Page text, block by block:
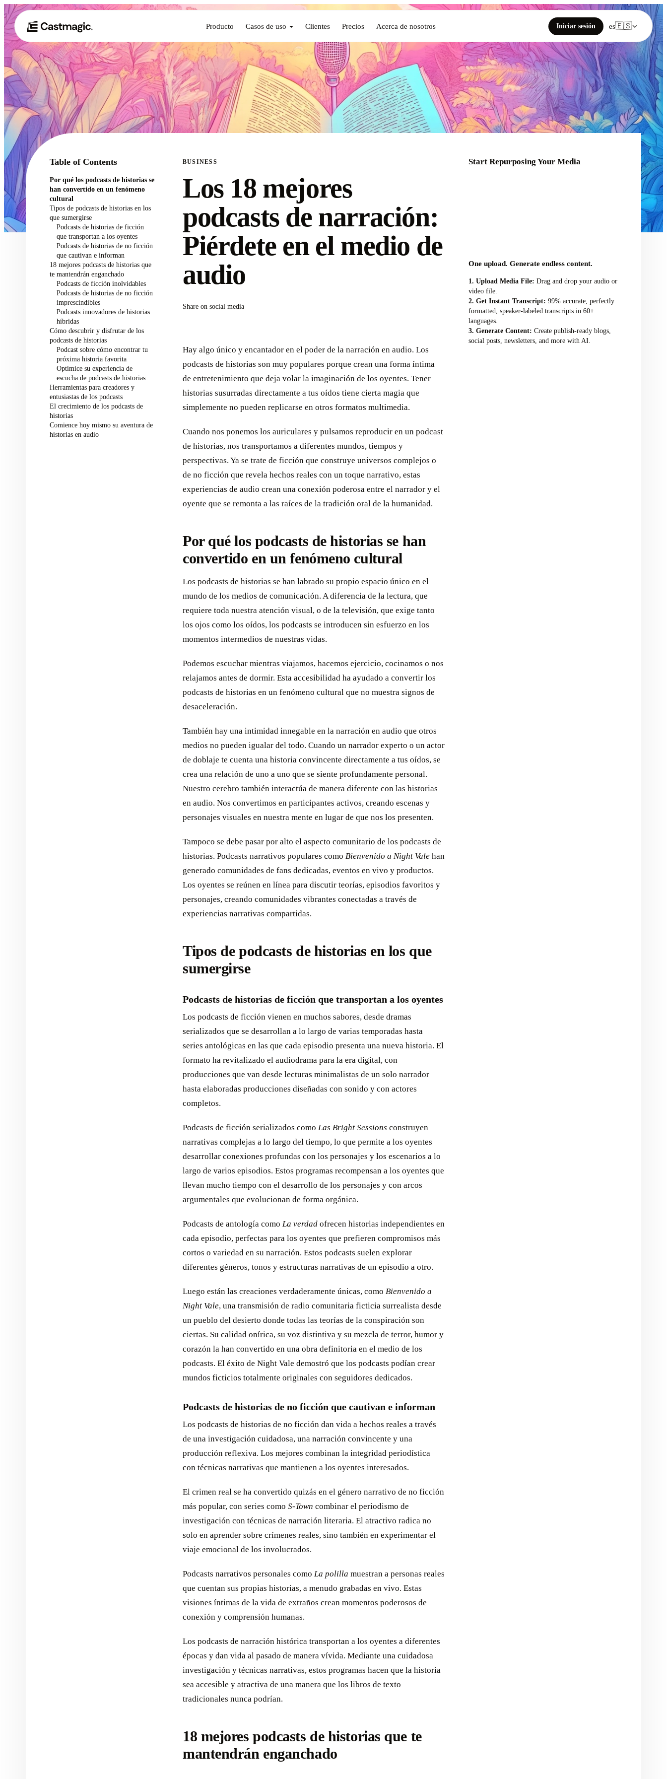
Producto Casos de uso Clientes Precios Acerca de nosotros Iniciar sesión es🇪🇸
Table of Contents
Por qué los podcasts de historias se
han convertido en un fenómeno
cultural
Tipos de podcasts de historias en los
que sumergirse
Podcasts de historias de ficción
que transportan a los oyentes
Podcasts de historias de no ficción
que cautivan e informan
18 mejores podcasts de historias que
te mantendrán enganchado
Podcasts de ficción inolvidables
Podcasts de historias de no ficción
imprescindibles
Podcasts innovadores de historias
híbridas
Cómo descubrir y disfrutar de los
podcasts de historias
Podcast sobre cómo encontrar tu
próxima historia favorita
Optimice su experiencia de
escucha de podcasts de historias
Herramientas para creadores y
entusiastas de los podcasts
El crecimiento de los podcasts de
historias
Comience hoy mismo su aventura de
historias en audio
BUSINESS
Los 18 mejores
podcasts de narración:
Piérdete en el medio de
audio
Share on social media
Hay algo único y encantador en el poder de la narración en audio. Los
podcasts de historias son muy populares porque crean una forma íntima
de entretenimiento que deja volar la imaginación de los oyentes. Tener
historias susurradas directamente a tus oídos tiene cierta magia que
simplemente no pueden replicarse en otros formatos multimedia.
Cuando nos ponemos los auriculares y pulsamos reproducir en un podcast
de historias, nos transportamos a diferentes mundos, tiempos y
perspectivas. Ya se trate de ficción que construye universos complejos o
de no ficción que revela hechos reales con un toque narrativo, estas
experiencias de audio crean una conexión poderosa entre el narrador y el
oyente que se remonta a las raíces de la tradición oral de la humanidad.
Por qué los podcasts de historias se han
convertido en un fenómeno cultural
Los podcasts de historias se han labrado su propio espacio único en el
mundo de los medios de comunicación. A diferencia de la lectura, que
requiere toda nuestra atención visual, o de la televisión, que exige tanto
los ojos como los oídos, los podcasts se introducen sin esfuerzo en los
momentos intermedios de nuestras vidas.
Podemos escuchar mientras viajamos, hacemos ejercicio, cocinamos o nos
relajamos antes de dormir. Esta accesibilidad ha ayudado a convertir los
podcasts de historias en un fenómeno cultural que no muestra signos de
desaceleración.
También hay una intimidad innegable en la narración en audio que otros
medios no pueden igualar del todo. Cuando un narrador experto o un actor
de doblaje te cuenta una historia convincente directamente a tus oídos, se
crea una relación de uno a uno que se siente profundamente personal.
Nuestro cerebro también interactúa de manera diferente con las historias
en audio. Nos convertimos en participantes activos, creando escenas y
personajes visuales en nuestra mente en lugar de que nos los presenten.
Tampoco se debe pasar por alto el aspecto comunitario de los podcasts de
historias. Podcasts narrativos populares como Bienvenido a Night Vale han
generado comunidades de fans dedicadas, eventos en vivo y productos.
Los oyentes se reúnen en línea para discutir teorías, episodios favoritos y
personajes, creando comunidades vibrantes conectadas a través de
experiencias narrativas compartidas.
Tipos de podcasts de historias en los que
sumergirse
Podcasts de historias de ficción que transportan a los oyentes
Los podcasts de ficción vienen en muchos sabores, desde dramas
serializados que se desarrollan a lo largo de varias temporadas hasta
series antológicas en las que cada episodio presenta una nueva historia. El
formato ha revitalizado el audiodrama para la era digital, con
producciones que van desde lecturas minimalistas de un solo narrador
hasta elaboradas producciones diseñadas con sonido y con actores
completos.
Podcasts de ficción serializados como Las Bright Sessions construyen
narrativas complejas a lo largo del tiempo, lo que permite a los oyentes
desarrollar conexiones profundas con los personajes y los escenarios a lo
largo de varios episodios. Estos programas recompensan a los oyentes que
llevan mucho tiempo con el desarrollo de los personajes y con arcos
argumentales que evolucionan de forma orgánica.
Podcasts de antología como La verdad ofrecen historias independientes en
cada episodio, perfectas para los oyentes que prefieren compromisos más
cortos o variedad en su narración. Estos podcasts suelen explorar
diferentes géneros, tonos y estructuras narrativas de un episodio a otro.
Luego están las creaciones verdaderamente únicas, como Bienvenido a
Night Vale, una transmisión de radio comunitaria ficticia surrealista desde
un pueblo del desierto donde todas las teorías de la conspiración son
ciertas. Su calidad onírica, su voz distintiva y su mezcla de terror, humor y
corazón la han convertido en una obra definitoria en el medio de los
podcasts. El éxito de Night Vale demostró que los podcasts podían crear
mundos ficticios totalmente originales con seguidores dedicados.
Podcasts de historias de no ficción que cautivan e informan
Los podcasts de historias de no ficción dan vida a hechos reales a través
de una investigación cuidadosa, una narración convincente y una
producción reflexiva. Los mejores combinan la integridad periodística
con técnicas narrativas que mantienen a los oyentes interesados.
El crimen real se ha convertido quizás en el género narrativo de no ficción
más popular, con series como S-Town combinar el periodismo de
investigación con técnicas de narración literaria. El atractivo radica no
solo en aprender sobre crímenes reales, sino también en experimentar el
viaje emocional de los involucrados.
Podcasts narrativos personales como La polilla muestran a personas reales
que cuentan sus propias historias, a menudo grabadas en vivo. Estas
visiones íntimas de la vida de extraños crean momentos poderosos de
conexión y comprensión humanas.
Los podcasts de narración histórica transportan a los oyentes a diferentes
épocas y dan vida al pasado de manera vívida. Mediante una cuidadosa
investigación y técnicas narrativas, estos programas hacen que la historia
sea accesible y atractiva de una manera que los libros de texto
tradicionales nunca podrían.
18 mejores podcasts de historias que te
mantendrán enganchado
Start Repurposing Your Media
One upload. Generate endless content.
Upload Media File: Drag and drop your audio or
video file.
Get Instant Transcript: 99% accurate, perfectly
formatted, speaker-labeled transcripts in 60+
languages.
Generate Content: Create publish-ready blogs,
social posts, newsletters, and more with AI.